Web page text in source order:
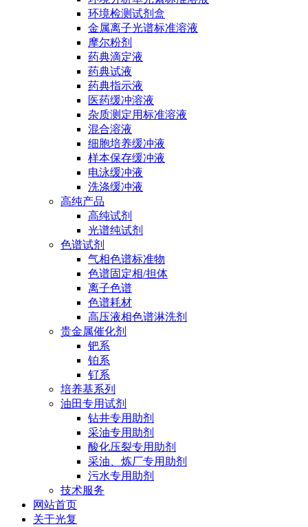
环境检测试剂盒
金属离子光谱标准溶液
摩尔粉剂
药典滴定液
药典试液
药典指示液
医药缓冲溶液
杂质测定用标准溶液
混合溶液
细胞培养缓冲液
样本保存缓冲液
电泳缓冲液
洗涤缓冲液
高纯产品
高纯试剂
光谱纯试剂
色谱试剂
气相色谱标准物
色谱固定相/担体
离子色谱
色谱耗材
高压液相色谱淋洗剂
贵金属催化剂
钯系
铂系
钌系
培养基系列
油田专用试剂
钻井专用助剂
采油专用助剂
酸化压裂专用助剂
采油、炼厂专用助剂
污水专用助剂
技术服务
网站首页
关于光复